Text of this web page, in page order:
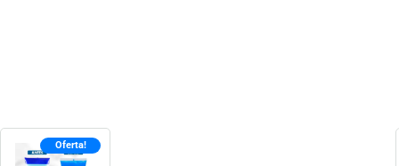
Oferta!